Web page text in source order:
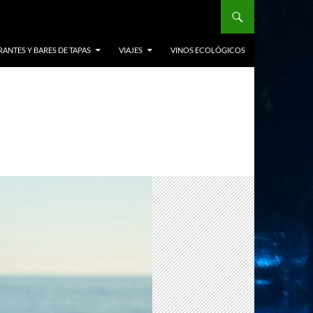
Y BARES DE TAPAS VIAJES VINOS ECOLÓGICOS